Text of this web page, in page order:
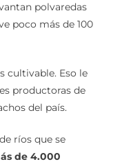
polvaredas
poco más de 100
cultivable. Eso le
productoras de
del país.
ríos que se
de 4.000